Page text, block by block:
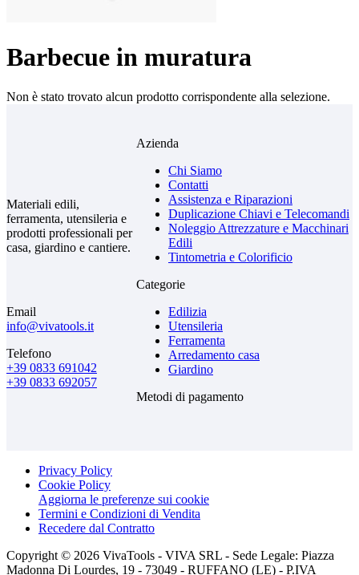
Barbecue in muratura
Non è stato trovato alcun prodotto corrispondente alla selezione.
Materiali edili,
ferramenta, utensileria e
prodotti professionali per
casa, giardino e cantiere.
Email
info@vivatools.it
Telefono
+39 0833 691042
+39 0833 692057
Azienda
Chi Siamo
Contatti
Assistenza e Riparazioni
Duplicazione Chiavi e Telecomandi
Noleggio Attrezzature e Macchinari
Edili
Tintometria e Colorificio
Categorie
Edilizia
Utensileria
Ferramenta
Arredamento casa
Giardino
Metodi di pagamento
Privacy Policy
Cookie Policy
Aggiorna le preferenze sui cookie
Termini e Condizioni di Vendita
Recedere dal Contratto
Copyright © 2026 VivaTools - VIVA SRL - Sede Legale: Piazza
Madonna Di Lourdes, 19 - 73049 - RUFFANO (LE) - P.IVA